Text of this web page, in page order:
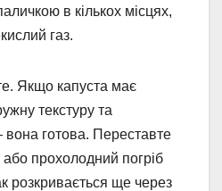
в кількох місцях,
газ.
Якщо капуста має
текстуру та
готова. Переставте
прохолодний погріб
розкривається ще через